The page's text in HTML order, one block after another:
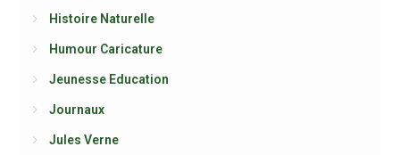
Histoire Naturelle
Humour Caricature
Jeunesse Education
Journaux
Jules Verne